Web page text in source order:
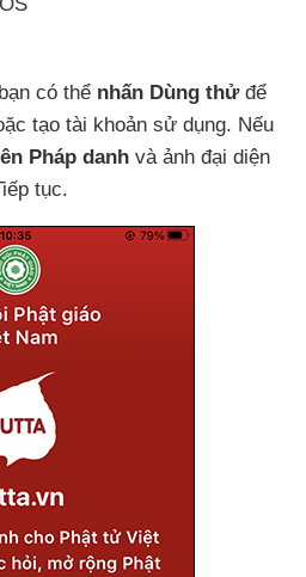
có thể nhấn Dùng thử để
tạo tài khoản sử dụng. Nếu
Pháp danh và ảnh đại diện
tục.